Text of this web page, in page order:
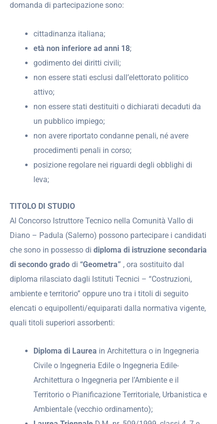
domanda di partecipazione sono:
cittadinanza italiana;
età non inferiore ad anni 18;
godimento dei diritti civili;
non essere stati esclusi dall’elettorato politico
attivo;
non essere stati destituiti o dichiarati decaduti da
un pubblico impiego;
non avere riportato condanne penali, né avere
procedimenti penali in corso;
posizione regolare nei riguardi degli obblighi di
leva;
TITOLO DI STUDIO
Al Concorso Istruttore Tecnico nella Comunità Vallo di
Diano – Padula (Salerno) possono partecipare i candidati
che sono in possesso di diploma di istruzione secondaria
di secondo grado di “Geometra” , ora sostituito dal
diploma rilasciato dagli Istituti Tecnici – “Costruzioni,
ambiente e territorio” oppure uno tra i titoli di seguito
elencati o equipollenti/equiparati dalla normativa vigente,
quali titoli superiori assorbenti:
Diploma di Laurea in Architettura o in Ingegneria
Civile o Ingegneria Edile o Ingegneria Edile-
Architettura o Ingegneria per l’Ambiente e il
Territorio o Pianificazione Territoriale, Urbanistica e
Ambientale (vecchio ordinamento);